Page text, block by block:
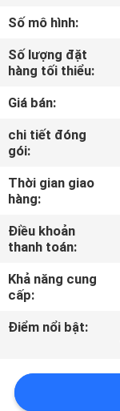
CHUYẾN
THAM
QUAN
NHÀ
KIỂM
SOÁT
CHẤT
LƯỢNG
HỆ
Số mô hình:
Số lượng đặt
hàng tối thiểu:
Giá bán:
chi tiết đóng
gói:
Thời gian giao
hàng:
Điều khoản
thanh toán:
Khả năng cung
cấp:
Điểm nổi bật: